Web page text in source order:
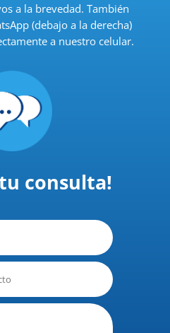
a la brevedad. También
(debajo a la derecha)
a nuestro celular.
consulta!